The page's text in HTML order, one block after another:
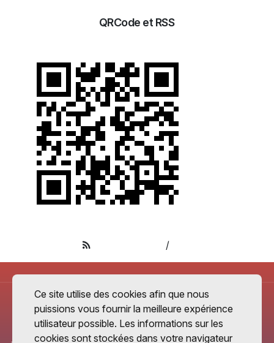
QRCode et RSS
/
Ce site utilise des cookies afin que nous
puissions vous fournir la meilleure expérience
utilisateur possible. Les informations sur les
cookies sont stockées dans votre navigateur